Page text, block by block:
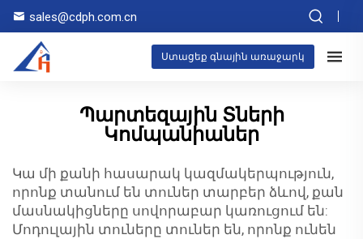
sales@cdph.com.cn
Ստացեք գնային առաջարկ
Պարտեզային Տների
Կոմպանիաներ
Կա մի քանի հասարակ կազմակերպություն,
որոնք տանում են տուներ տարբեր ձևով, քան
մասնակիցները սովորաբար կառուցում են:
Մոդուլային տուները տուներ են, որոնք ունեն